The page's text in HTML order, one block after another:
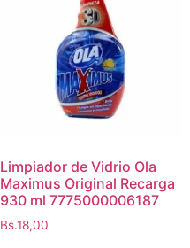
Limpiador de Vidrio Ola
Maximus Original Recarga
930 ml 7775000006187
Bs.18,00